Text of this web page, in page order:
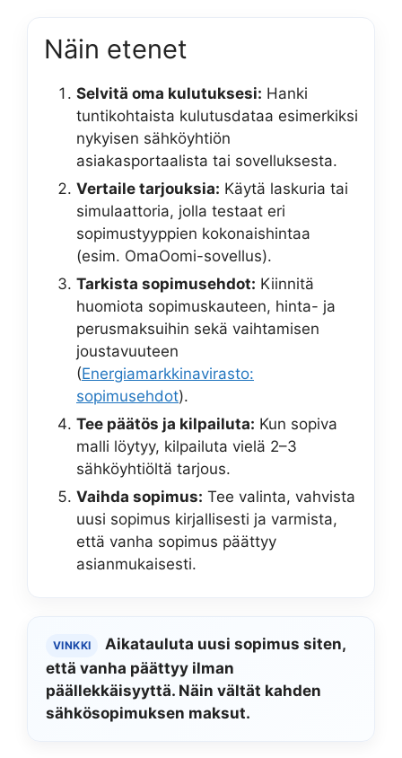
Näin etenet
Selvitä oma kulutuksesi: Hanki
tuntikohtaista kulutusdataa esimerkiksi
nykyisen sähköyhtiön
asiakasportaalista tai sovelluksesta.
Vertaile tarjouksia: Käytä laskuria tai
simulaattoria, jolla testaat eri
sopimustyyppien kokonaishintaa
(esim. OmaOomi-sovellus).
Tarkista sopimusehdot: Kiinnitä
huomiota sopimuskauteen, hinta- ja
perusmaksuihin sekä vaihtamisen
joustavuuteen
(Energiamarkkinavirasto:
sopimusehdot).
Tee päätös ja kilpailuta: Kun sopiva
malli löytyy, kilpailuta vielä 2–3
sähköyhtiöltä tarjous.
Vaihda sopimus: Tee valinta, vahvista
uusi sopimus kirjallisesti ja varmista,
että vanha sopimus päättyy
asianmukaisesti.
VINKKI
Aikatauluta uusi sopimus siten,
että vanha päättyy ilman
päällekkäisyyttä. Näin vältät kahden
sähkösopimuksen maksut.